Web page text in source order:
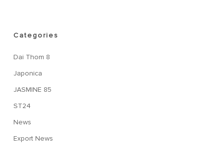
Categories
Dai Thom 8
Japonica
JASMINE 85
ST24
News
Export News